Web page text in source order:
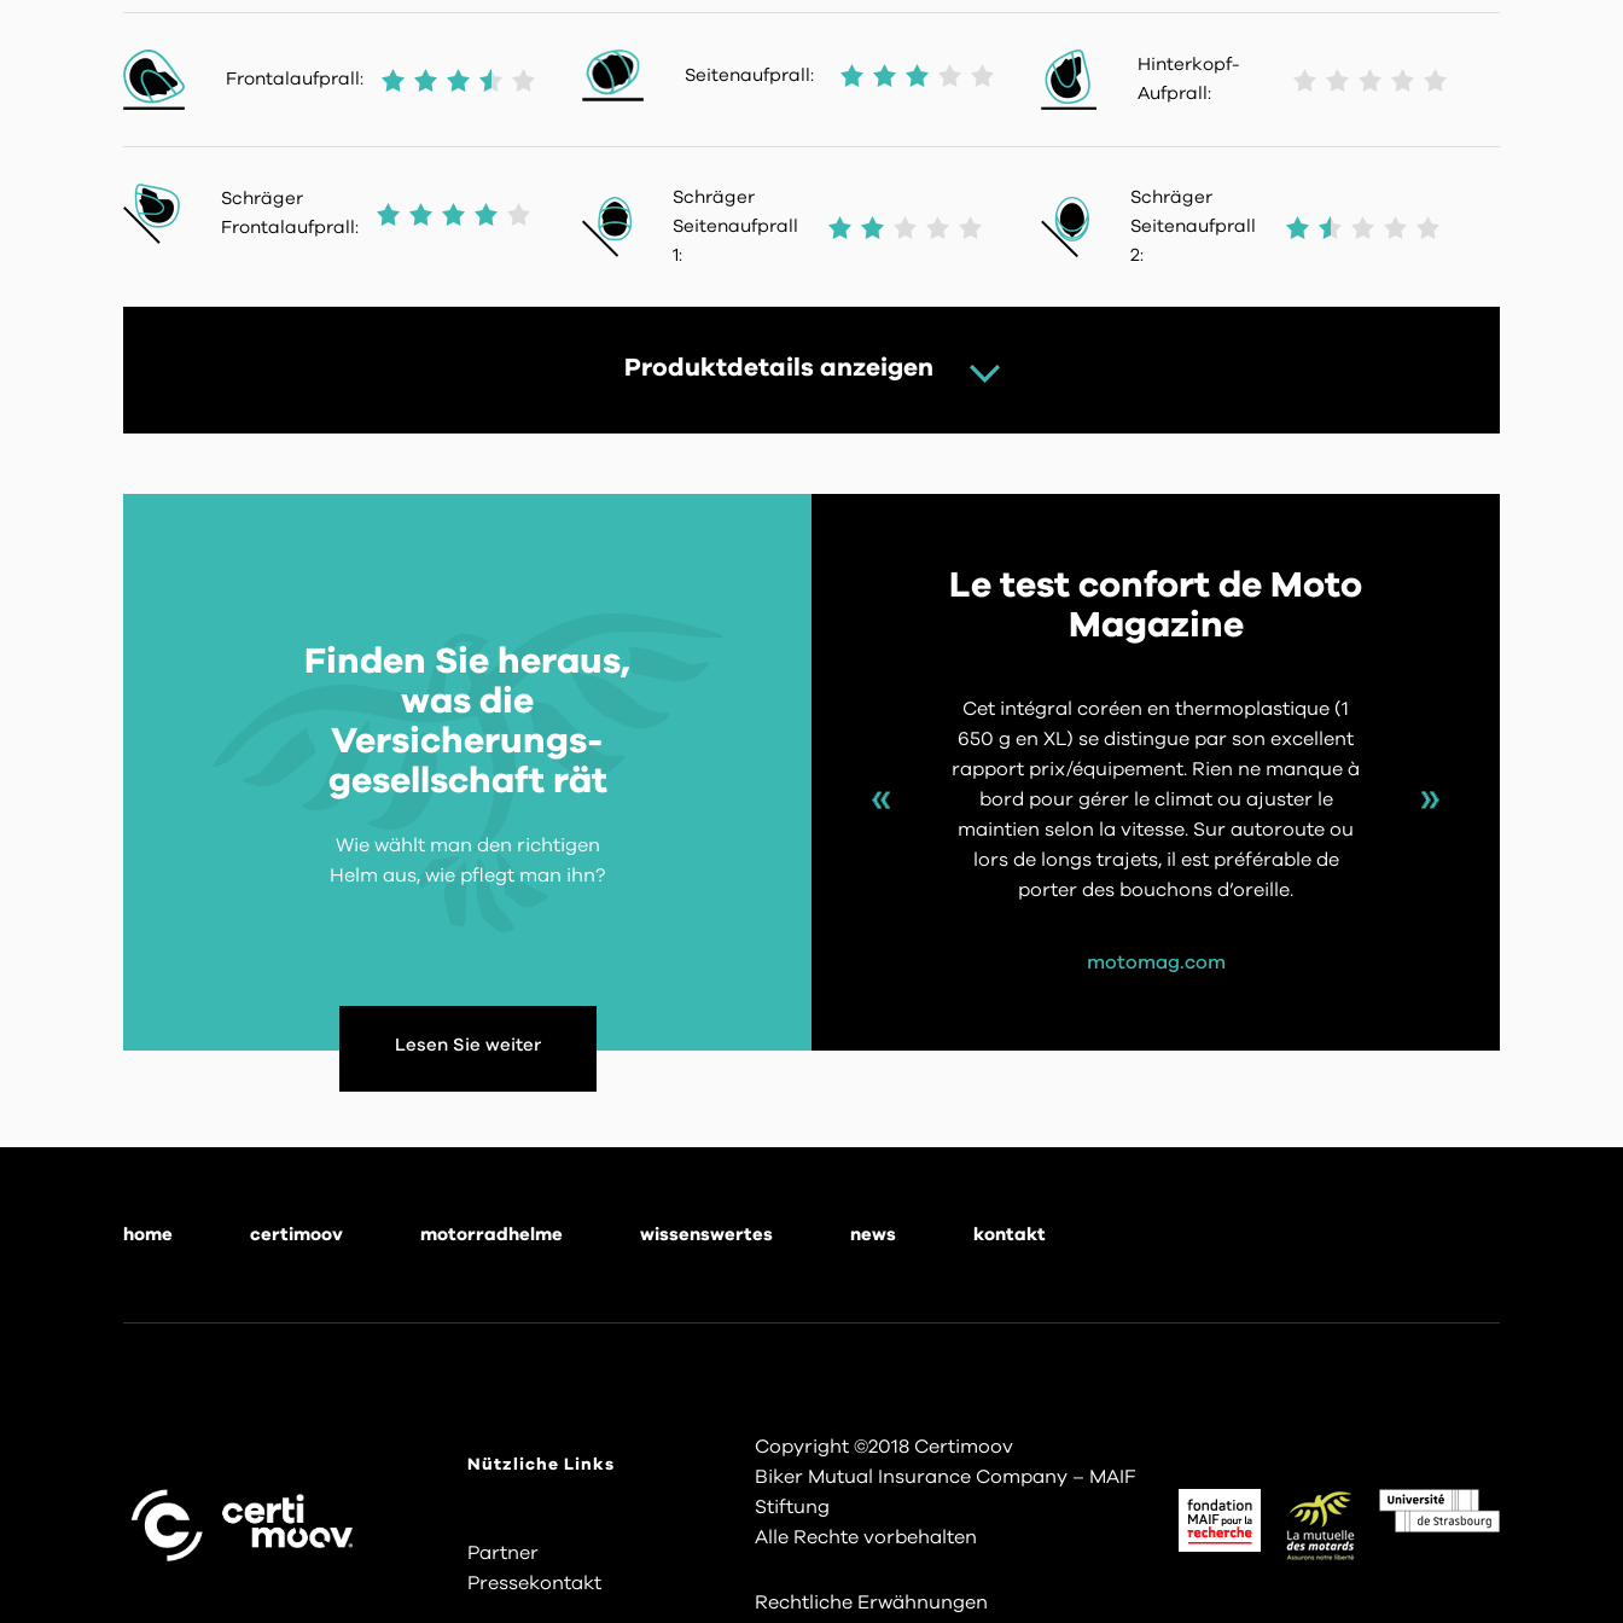
Frontalaufprall: Seitenaufprall:
Hinterkopf-
Aufprall:
Schräger
Frontalaufprall:
Schräger
Seitenaufprall
1:
Schräger
Seitenaufprall
2:
Produktdetails anzeigen
Finden Sie heraus,
was die
Versicherungs-
gesellschaft rät
Wie wählt man den richtigen
Helm aus, wie pflegt man ihn?
Lesen Sie weiter
Le test confort de Moto
Magazine
Cet intégral coréen en thermoplastique (1
650 g en XL) se distingue par son excellent
rapport prix/équipement. Rien ne manque à
bord pour gérer le climat ou ajuster le
maintien selon la vitesse. Sur autoroute ou
lors de longs trajets, il est préférable de
porter des bouchons d’oreille.
motomag.com
home certimoov motorradhelme wissenswertes news kontakt
Nützliche Links
Partner
Pressekontakt
Copyright ©2018 Certimoov
Biker Mutual Insurance Company – MAIF
Stiftung
Alle Rechte vorbehalten
Rechtliche Erwähnungen